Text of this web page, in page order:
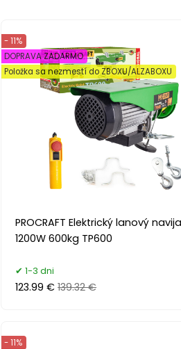
PROCRAFT Elektrický lanový
1200W 600kg TP600
- 11%
DOPRAVA ZADARMO
Položka sa nezmestí do ZBOXU/ALZABOXU
1-3 dni
123.99 € 139.32 €
- 11%